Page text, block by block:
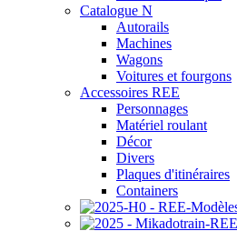
Catalogue N
Autorails
Machines
Wagons
Voitures et fourgons
Accessoires REE
Personnages
Matériel roulant
Décor
Divers
Plaques d'itinéraires
Containers